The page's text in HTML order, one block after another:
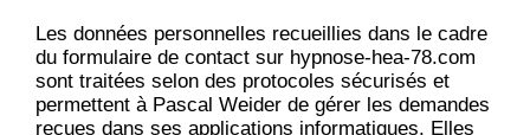
Les données personnelles recueillies dans le cadre
du formulaire de contact sur hypnose-hea-78.com
sont traitées selon des protocoles sécurisés et
permettent à Pascal Weider de gérer les demandes
reçues dans ses applications informatiques. Elles